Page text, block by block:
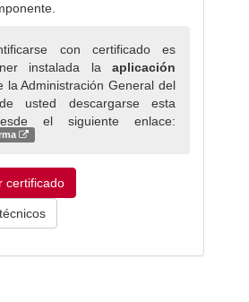
con certificado es
instalada la aplicación
la Administración General del
usted descargarse esta
el siguiente enlace:
certificado